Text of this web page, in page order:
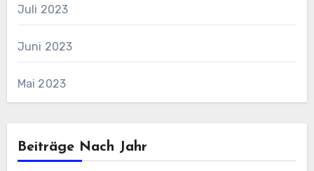
Juli 2023
Juni 2023
Mai 2023
Beiträge Nach Jahr